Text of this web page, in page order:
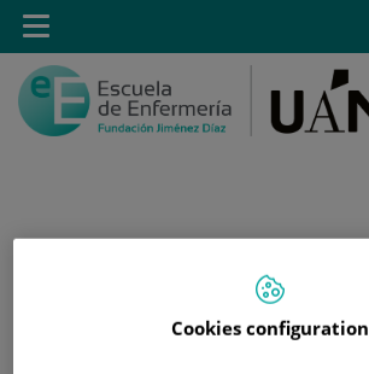
Saltar al contenido
Toggle
navigation
Cookies configuration